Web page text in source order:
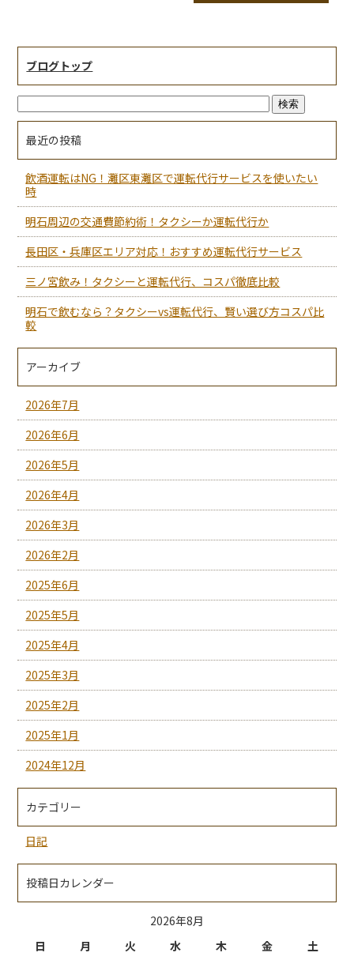
ブログトップ
最近の投稿
飲酒運転はNG！灘区東灘区で運転代行サービスを使いたい
時
明石周辺の交通費節約術！タクシーか運転代行か
長田区・兵庫区エリア対応！おすすめ運転代行サービス
三ノ宮飲み！タクシーと運転代行、コスパ徹底比較
明石で飲むなら？タクシーvs運転代行、賢い選び方コスパ比
較
アーカイブ
2026年7月
2026年6月
2026年5月
2026年4月
2026年3月
2026年2月
2025年6月
2025年5月
2025年4月
2025年3月
2025年2月
2025年1月
2024年12月
カテゴリー
日記
投稿日カレンダー
2026年8月
日
月 火 水 木 金
土